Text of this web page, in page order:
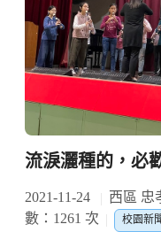
流淚灑種的，必
2021-11-24 西區 忠
數：1261 次
校園新